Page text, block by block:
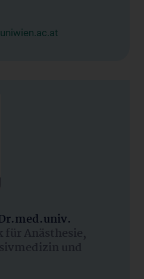
Anästhesie,
und